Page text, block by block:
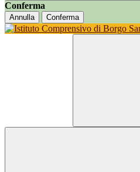
Conferma
Annulla Conferma